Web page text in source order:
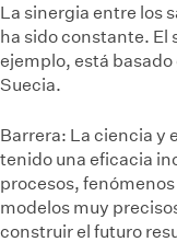
La sinergia entre los
ha sido constante. El
ejemplo, está basado
Suecia.
Barrera: La ciencia y
tenido una eficacia
procesos,
modelos muy
construir el futuro